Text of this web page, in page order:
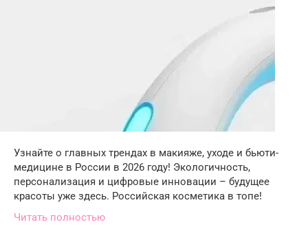
Узнайте о главных трендах в макияже, уходе и бьюти-
медицине в России в 2026 году! Экологичность,
персонализация и цифровые инновации – будущее
красоты уже здесь. Российская косметика в топе!
Читать полностью